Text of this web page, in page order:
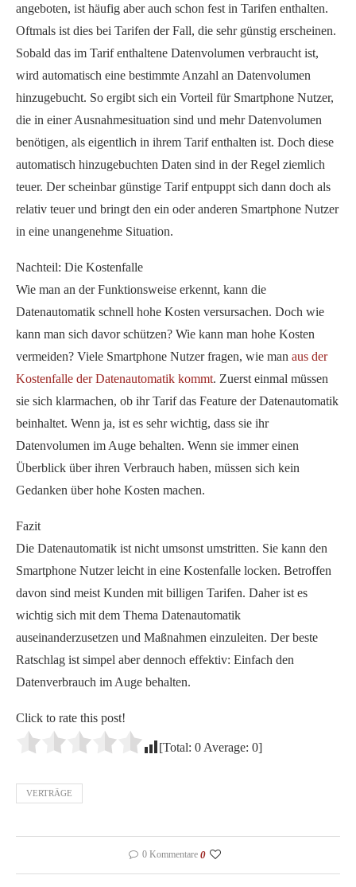
angeboten, ist häufig aber auch schon fest in Tarifen enthalten.
Oftmals ist dies bei Tarifen der Fall, die sehr günstig erscheinen.
Sobald das im Tarif enthaltene Datenvolumen verbraucht ist,
wird automatisch eine bestimmte Anzahl an Datenvolumen
hinzugebucht. So ergibt sich ein Vorteil für Smartphone Nutzer,
die in einer Ausnahmesituation sind und mehr Datenvolumen
benötigen, als eigentlich in ihrem Tarif enthalten ist. Doch diese
automatisch hinzugebuchten Daten sind in der Regel ziemlich
teuer. Der scheinbar günstige Tarif entpuppt sich dann doch als
relativ teuer und bringt den ein oder anderen Smartphone Nutzer
in eine unangenehme Situation.
Nachteil: Die Kostenfalle
Wie man an der Funktionsweise erkennt, kann die
Datenautomatik schnell hohe Kosten versursachen. Doch wie
kann man sich davor schützen? Wie kann man hohe Kosten
vermeiden? Viele Smartphone Nutzer fragen, wie man aus der
Kostenfalle der Datenautomatik kommt. Zuerst einmal müssen
sie sich klarmachen, ob ihr Tarif das Feature der Datenautomatik
beinhaltet. Wenn ja, ist es sehr wichtig, dass sie ihr
Datenvolumen im Auge behalten. Wenn sie immer einen
Überblick über ihren Verbrauch haben, müssen sich kein
Gedanken über hohe Kosten machen.
Fazit
Die Datenautomatik ist nicht umsonst umstritten. Sie kann den
Smartphone Nutzer leicht in eine Kostenfalle locken. Betroffen
davon sind meist Kunden mit billigen Tarifen. Daher ist es
wichtig sich mit dem Thema Datenautomatik
auseinanderzusetzen und Maßnahmen einzuleiten. Der beste
Ratschlag ist simpel aber dennoch effektiv: Einfach den
Datenverbrauch im Auge behalten.
Click to rate this post!
[Total: 0 Average: 0]
VERTRÄGE
0 Kommentare 0